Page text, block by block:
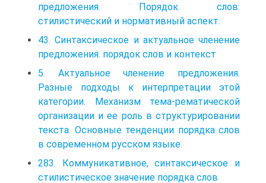
предложения. Порядок слов:
стилистический и нормативный аспект.
43. Синтаксическое и актуальное членение
предложения. порядок слов и контекст
5. Актуальное членение предложения.
Разные подходы к интерпретации этой
категории. Ме­ханизм тема-рематической
организации и ее роль в структурировании
текста. Основные тенденции порядка слов
в современном русском языке.
283. Коммуникативное, синтаксическое и
стилистическое значение порядка слов